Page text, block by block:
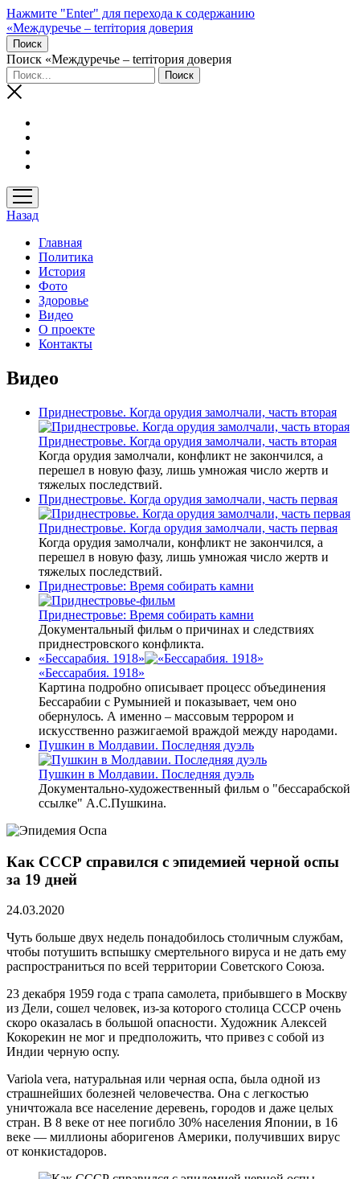
Нажмите "Enter" для перехода к содержанию
«Междуречье – terriтория доверия
Поиск
Поиск «Междуречье – terriтория доверия
открыть
меню
Назад
Главная
Политика
История
Фото
Здоровье
Видео
О проекте
Контакты
Видео
Приднестровье. Когда орудия замолчали, часть вторая
Приднестровье. Когда орудия замолчали, часть вторая
Когда орудия замолчали, конфликт не закончился, а
перешел в новую фазу, лишь умножая число жертв и
тяжелых последствий.
Приднестровье. Когда орудия замолчали, часть первая
Приднестровье. Когда орудия замолчали, часть первая
Когда орудия замолчали, конфликт не закончился, а
перешел в новую фазу, лишь умножая число жертв и
тяжелых последствий.
Приднестровье: Время собирать камни
Приднестровье: Время собирать камни
Документальный фильм о причинах и следствиях
приднестровского конфликта.
«Бессарабия. 1918»
«Бессарабия. 1918»
Картина подробно описывает процесс объединения
Бессарабии с Румынией и показывает, чем оно
обернулось. А именно – массовым террором и
искусственно разжигаемой враждой между народами.
Пушкин в Молдавии. Последняя дуэль
Пушкин в Молдавии. Последняя дуэль
Документально-художественный фильм о "бессарабской
ссылке" А.С.Пушкина.
Как СССР справился с эпидемией черной оспы
за 19 дней
24.03.2020
Чуть больше двух недель понадобилось столичным службам,
чтобы потушить вспышку смертельного вируса и не дать ему
распространиться по всей территории Советского Союза.
23 декабря 1959 года с трапа самолета, прибывшего в Москву
из Дели, сошел человек, из-за которого столица СССР очень
скоро оказалась в большой опасности. Художник Алексей
Кокорекин не мог и предположить, что привез с собой из
Индии черную оспу.
Variola vera, натуральная или черная оспа, была одной из
страшнейших болезней человечества. Она с легкостью
уничтожала все население деревень, городов и даже целых
стран. В 8 веке от нее погибло 30% населения Японии, в 16
веке — миллионы аборигенов Америки, получивших вирус
от конкистадоров.